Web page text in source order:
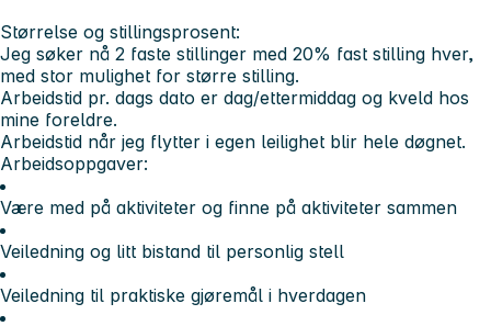
Størrelse og stillingsprosent:
Jeg søker nå 2 faste stillinger med 20% fast stilling hver,
med stor mulighet for større stilling.
Arbeidstid pr. dags dato er dag/ettermiddag og kveld hos
mine foreldre.
Arbeidstid når jeg flytter i egen leilighet blir hele døgnet.
Arbeidsoppgaver:
Være med på aktiviteter og finne på aktiviteter sammen
Veiledning og litt bistand til personlig stell
Veiledning til praktiske gjøremål i hverdagen